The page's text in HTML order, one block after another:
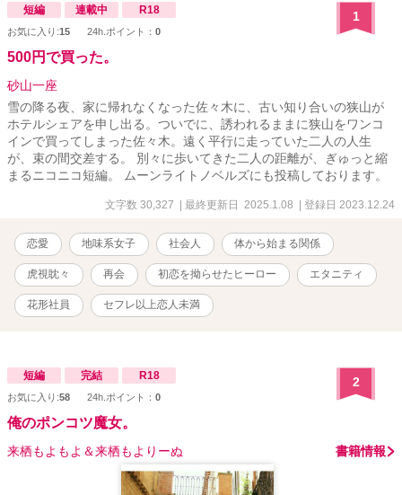
短編 連載中 R18
お気に入り:15 24h.ポイント： 0
1
500円で買った。
砂山一座
雪の降る夜、家に帰れなくなった佐々木に、古い知り合いの狭山が
ホテルシェアを申し出る。ついでに、誘われるままに狭山をワンコ
インで買ってしまった佐々木。遠く平行に走っていた二人の人生
が、束の間交差する。 別々に歩いてきた二人の距離が、ぎゅっと縮
まるニコニコ短編。 ムーンライトノベルズにも投稿しております。
文字数 30,327 | 最終更新日 2025.1.08 | 登録日 2023.12.24
恋愛 地味系女子 社会人 体から始まる関係
虎視眈々 再会 初恋を拗らせたヒーロー エタニティ
花形社員 セフレ以上恋人未満
短編 完結 R18
お気に入り:58 24h.ポイント： 0
2
俺のポンコツ魔女。
来栖もよもよ＆来栖もよりーぬ 書籍情報